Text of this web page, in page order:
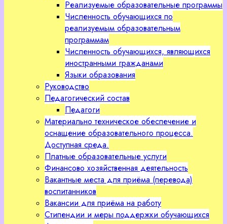
Реализуемые образовательные программы
Численность обучающихся по
реализуемым образовательным
программам
Численность обучающихся, являющихся
иностранными гражданами
Языки образования
Руководство
Педагогический состав
Педагоги
Материально техническое обеспечение и
оснащение образовательного процесса.
Доступная среда.
Платные образовательные услуги
Финансово хозяйственная деятельность
Вакантные места для приёма (перевода)
воспитанников
Вакансии для приёма на работу
Стипендии и меры поддержки обучающихся